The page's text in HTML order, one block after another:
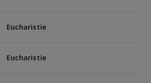
Eucharistie
Eucharistie